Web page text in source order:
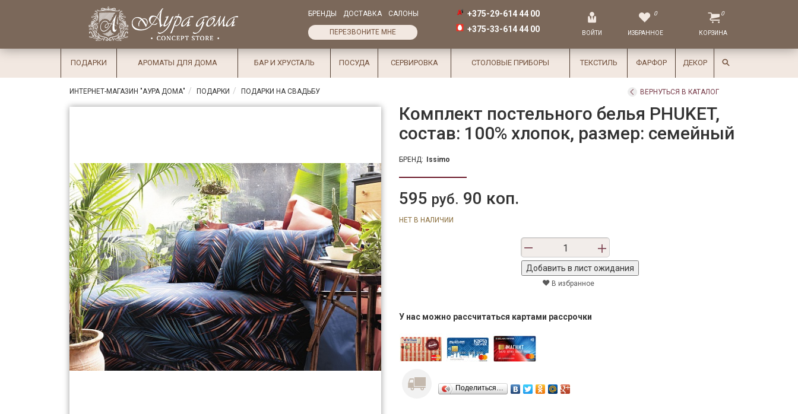
Избранное
×
СалоныДоставка
Оплата
Подарки
Ароматы
для дома
Сервировка
Столовые
приборы
Текстиль
БРЕНДЫ ДОСТАВКА САЛОНЫ
ПЕРЕЗВОНИТЕ МНЕ
+375-29-614 44 00
+375-33-614 44 00
ВОЙТИ
0
ИЗБРАННОЕ
0
КОРЗИНА
ПОДАРКИ АРОМАТЫ ДЛЯ ДОМА БАР И ХРУСТАЛЬ ПОСУДА СЕРВИРОВКА СТОЛОВЫЕ ПРИБОРЫ ТЕКСТИЛЬ ФАРФОР ДЕКОР
ИНТЕРНЕТ-МАГАЗИН "АУРА ДОМА" ПОДАРКИ ПОДАРКИ НА СВАДЬБУ ВЕРНУТЬСЯ В КАТАЛОГ
Комплект постельного белья PHUKET,
состав: 100% хлопок, размер: семейный
БРЕНД: Issimo
595 руб. 90 коп.
НЕТ В НАЛИЧИИ
В избранное
У нас можно рассчитаться картами рассрочки
Поделиться…